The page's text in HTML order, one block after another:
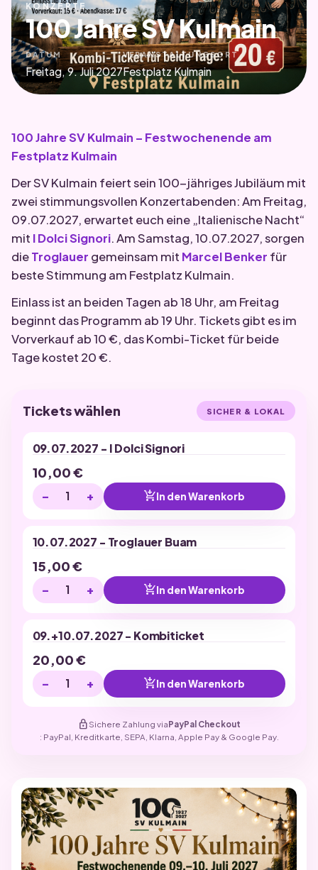
KONZERTE
100 Jahre SV Kulmain
DATUM
Freitag, 9. Juli 2027
VERANSTALTUNGSORT
Festplatz Kulmain
100 Jahre SV Kulmain – Festwochenende am
Festplatz Kulmain
Der SV Kulmain feiert sein 100-jähriges Jubiläum mit
zwei stimmungsvollen Konzertabenden: Am Freitag,
09.07.2027, erwartet euch eine „Italienische Nacht“
mit I Dolci Signori. Am Samstag, 10.07.2027, sorgen
dieTroglauer gemeinsam mit Marcel Benker für
beste Stimmung am Festplatz Kulmain.
Einlass ist an beiden Tagen ab 18 Uhr, am Freitag
beginnt das Programm ab 19 Uhr. Tickets gibt es im
Vorverkauf ab 10 €, das Kombi-Ticket für beide
Tage kostet 20 €.
Tickets wählen SICHER & LOKAL
09.07.2027 - I Dolci Signori
10,00€
− + add_shopping_cartIn den Warenkorb
10.07.2027 - Troglauer Buam
15,00€
− + add_shopping_cartIn den Warenkorb
09.+10.07.2027 - Kombiticket
20,00€
− + add_shopping_cartIn den Warenkorb
lock Sichere Zahlung viaPayPal Checkout
: PayPal, Kreditkarte, SEPA, Klarna, Apple Pay & Google Pay.